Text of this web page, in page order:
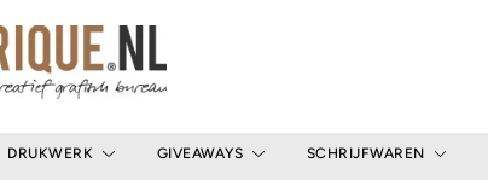
DRUKWERK GIVEAWAYS SCHRIJFWAREN